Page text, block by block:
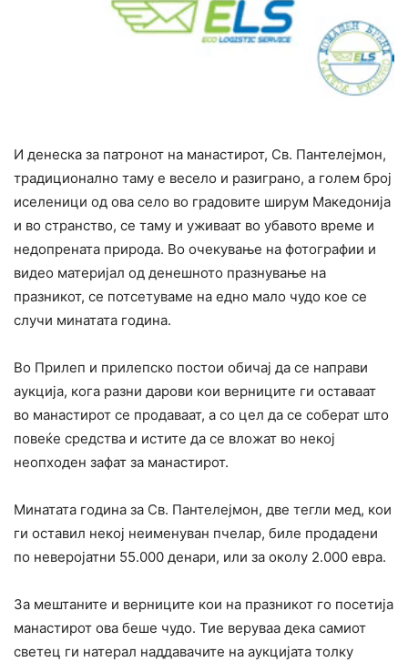
И денеска за патронот на манастирот, Св. Пантелејмон,
традиционално таму е весело и разиграно, а голем број
иселеници од ова село во градовите ширум Македонија
и во странство, се таму и уживаат во убавото време и
недопрената природа. Во очекување на фотографии и
видео материјал од денешното празнување на
празникот, се потсетуваме на едно мало чудо кое се
случи минатата година.
Во Прилеп и прилепско постои обичај да се направи
аукција, кога разни дарови кои верниците ги оставаат
во манастирот се продаваат, а со цел да се соберат што
повеќе средства и истите да се вложат во некој
неопходен зафат за манастирот.
Минатата година за Св. Пантелејмон, две тегли мед, кои
ги оставил некој неименуван пчелар, биле продадени
по неверојатни 55.000 денари, или за околу 2.000 евра.
За мештаните и верниците кои на празникот го посетија
манастирот ова беше чудо. Тие веруваа дека самиот
светец ги натерал наддавачите на аукцијата толку